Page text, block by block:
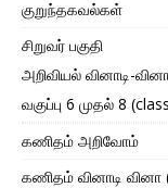
குறுந்தகவல்கள்
சிறுவர் பகுதி
அறிவியல் வினாடி-
வகுப்பு 6 முதல் 8
கணிதம் அறிவோம்
கணிதம் வினாடி வினா